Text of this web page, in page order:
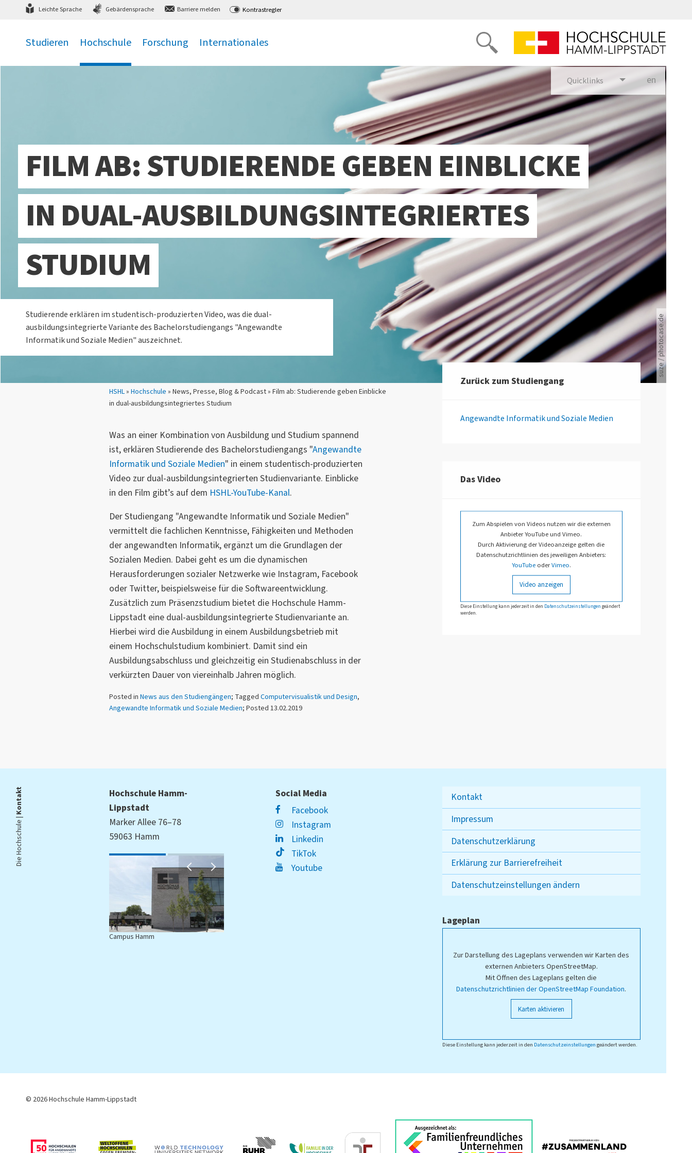
zum Hauptmenü zum Inhalt,
Leichte Sprache Gebärdensprache Barriere melden Kontrastregler
Studieren Hochschule Forschung Internationales
Quicklinks en glish
Sie sind hier:
HSHL» Hochschule » News, Presse, Blog & Podcast » Film ab: Studierende geben Einblicke
in dual-ausbildungsintegriertes Studium
Viele Zeitungen.
suze / photocase.de
FILM AB: STUDIERENDE GEBEN EINBLICKE
IN DUAL-AUSBILDUNGSINTEGRIERTES
STUDIUM
Studierende erklären im studentisch-produzierten Video, was die dual-
ausbildungsintegrierte Variante des Bachelorstudiengangs "Angewandte
Informatik und Soziale Medien" auszeichnet.
Was an einer Kombination von Ausbildung und Studium spannend
ist, erklären Studierende des Bachelorstudiengangs "Angewandte
Informatik und Soziale Medien" in einem studentisch-produzierten
Video zur dual-ausbildungsintegrierten Studienvariante. Einblicke
in den Film gibt’s auf dem HSHL-YouTube-Kanal.
Der Studiengang "Angewandte Informatik und Soziale Medien"
vermittelt die fachlichen Kenntnisse, Fähigkeiten und Methoden
der angewandten Informatik, ergänzt um die Grundlagen der
Sozialen Medien. Dabei geht es um die dynamischen
Herausforderungen sozialer Netzwerke wie Instagram, Facebook
oder Twitter, beispielsweise für die Softwareentwicklung.
Zusätzlich zum Präsenzstudium bietet die Hochschule Hamm-
Lippstadt eine dual-ausbildungsintegrierte Studienvariante an.
Hierbei wird die Ausbildung in einem Ausbildungsbetrieb mit
einem Hochschulstudium kombiniert. Damit sind ein
Ausbildungsabschluss und gleichzeitig ein Studienabschluss in der
verkürzten Dauer von viereinhalb Jahren möglich.
Posted in News aus den Studiengängen; Tagged Computervisualistik und Design,
Angewandte Informatik und Soziale Medien; Posted 13.02.2019
Zurück zum Studiengang
Angewandte Informatik und Soziale Medien
Das Video
Zum Abspielen von Videos nutzen wir die externen
Anbieter YouTube und Vimeo.
Durch Aktivierung der Videoanzeige gelten die
Datenschutzrichtlinien des jeweiligen Anbieters:
YouTubeoderVimeo.
Video anzeigen
Diese Einstellung kann jederzeit in den Datenschutzeinstellungen geändert
werden.
Die Hochschule |
Kontakt
Hochschule Hamm-
Lippstadt
Marker Allee 76–78
59063 Hamm
Campus Hamm
Social Media
Facebook
Instagram
Linkedin
TikTok
Youtube
Kontakt
Impressum
Datenschutzerklärung
Erklärung zur Barrierefreiheit
Datenschutzeinstellungen ändern
Lageplan
Zur Darstellung des Lageplans verwenden wir Karten des
externen Anbieters OpenStreetMap.
Mit Öffnen des Lageplans gelten die
Datenschutzrichtlinien der OpenStreetMap Foundation.
Karten aktivieren
Diese Einstellung kann jederzeit in den Datenschutzeinstellungen geändert werden.
© 2026 Hochschule Hamm-Lippstadt